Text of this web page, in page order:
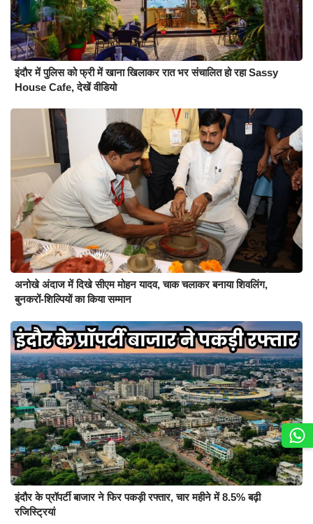
इंदौर में पुलिस को फ्री में खाना खिलाकर रात भर संचालित हो रहा Sassy
House Cafe, देखें वीडियो
अनोखे अंदाज में दिखे सीएम मोहन यादव, चाक चलाकर बनाया शिवलिंग,
बुनकरों-शिल्पियों का किया सम्मान
इंदौर के प्रॉपर्टी बाजार ने फिर पकड़ी रफ्तार, चार महीने में 8.5% बढ़ी
रजिस्ट्रियां